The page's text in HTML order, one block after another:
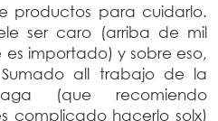
productos para cuidarlo.
ser caro (arriba de mil
importado) y sobre eso,
all trabajo de la
(que recomiendo
complicado hacerlo solx)